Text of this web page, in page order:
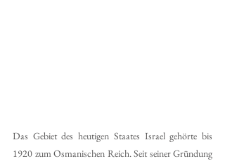
Das Gebiet des heutigen Staates Israel gehörte bis
1920 zum Osmanischen Reich. Seit seiner Gründung